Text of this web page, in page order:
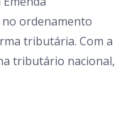
no ordenamento
tributária. Com a
tributário nacional,